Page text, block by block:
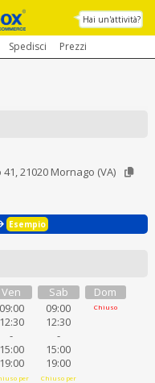
Hai un'attività?
Spedisci Prezzi
21020 Mornago (VA)
Esempio
Ven
09:00
12:30
-
15:00
19:00
per
Sab
09:00
12:30
-
15:00
19:00
Chiuso per
Dom
Chiuso